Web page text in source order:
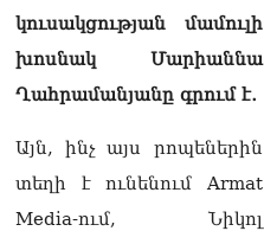
կուսակցության մամուլի
խոսնակ Մարիաննա
Ղահրամանյանը գրում է․
Այն, ինչ այս րոպեներին
տեղի է ունենում Armat
Media-ում, Նիկոլ